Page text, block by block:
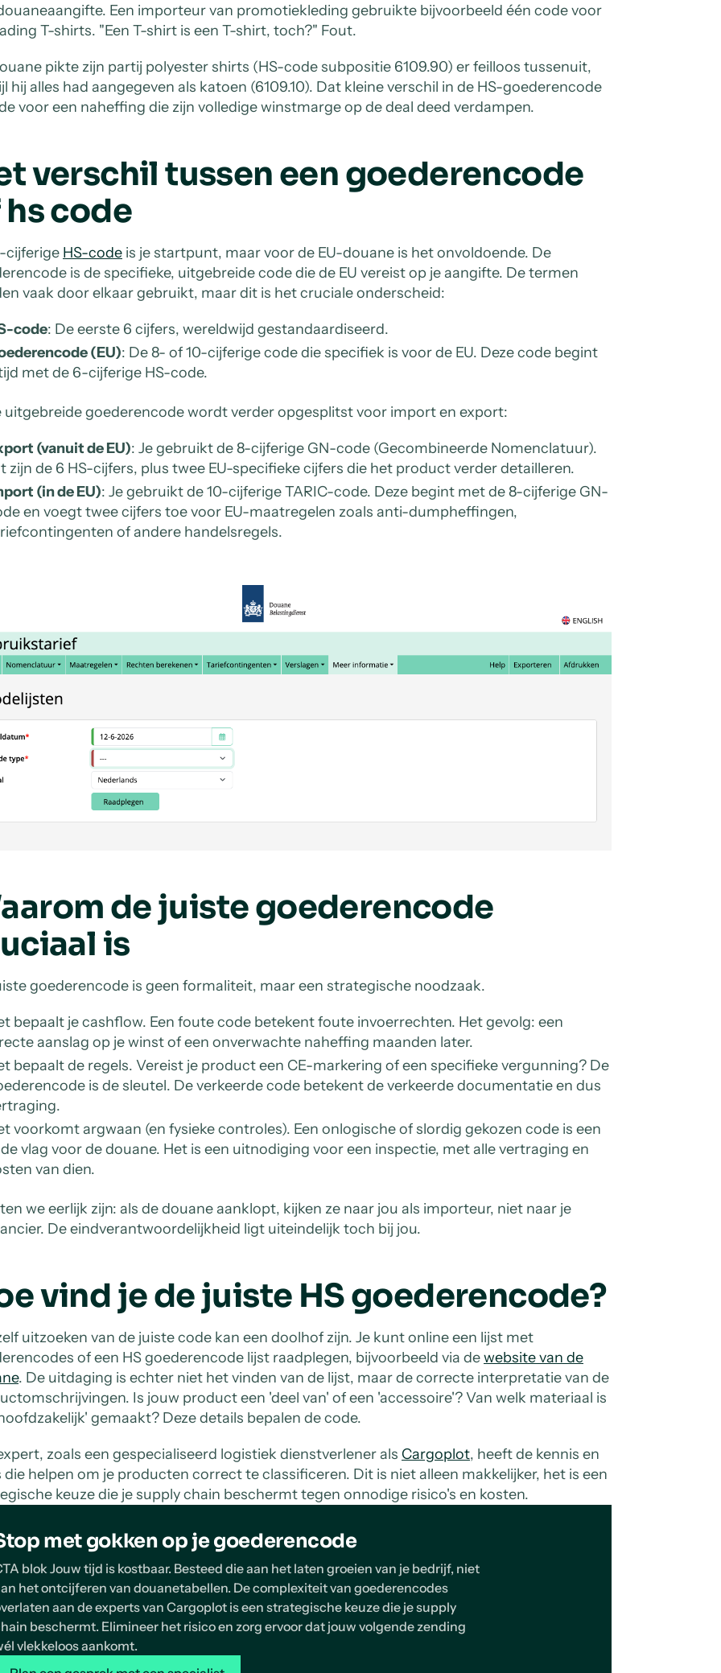
Een importeur van promotiekleding gebruikte bijvoorbeeld één code voor
T-shirts. "Een T-shirt is een T-shirt, toch?" Fout.
pikte zijn partij polyester shirts (HS-code subpositie 6109.90) er feilloos tussenuit,
hij alles had aangegeven als katoen (6109.10). Dat kleine verschil in de HS-goederencode
voor een naheffing die zijn volledige winstmarge op de deal deed verdampen.
verschil tussen een goederencode
code
cijferige HS-code is je startpunt, maar voor de EU-douane is het onvoldoende. De
is de specifieke, uitgebreide code die de EU vereist op je aangifte. De termen
vaak door elkaar gebruikt, maar dit is het cruciale onderscheid:
code: De eerste 6 cijfers, wereldwijd gestandaardiseerd.
(EU): De 8- of 10-cijferige code die specifiek is voor de EU. Deze code begint
met de 6-cijferige HS-code.
uitgebreide goederencode wordt verder opgesplitst voor import en export:
(vanuit de EU): Je gebruikt de 8-cijferige GN-code (Gecombineerde Nomenclatuur).
zijn de 6 HS-cijfers, plus twee EU-specifieke cijfers die het product verder detailleren.
(in de EU): Je gebruikt de 10-cijferige TARIC-code. Deze begint met de 8-cijferige GN-
en voegt twee cijfers toe voor EU-maatregelen zoals anti-dumpheffingen,
of andere handelsregels.
de juiste goederencode
is
goederencode is geen formaliteit, maar een strategische noodzaak.
bepaalt je cashflow. Een foute code betekent foute invoerrechten. Het gevolg: een
aanslag op je winst of een onverwachte naheffing maanden later.
bepaalt de regels. Vereist je product een CE-markering of een specifieke vergunning? De
is de sleutel. De verkeerde code betekent de verkeerde documentatie en dus
voorkomt argwaan (en fysieke controles). Een onlogische of slordig gekozen code is een
vlag voor de douane. Het is een uitnodiging voor een inspectie, met alle vertraging en
van dien.
we eerlijk zijn: als de douane aanklopt, kijken ze naar jou als importeur, niet naar je
De eindverantwoordelijkheid ligt uiteindelijk toch bij jou.
vind je de juiste HS goederencode?
uitzoeken van de juiste code kan een doolhof zijn. Je kunt online een lijst met
of een HS goederencode lijst raadplegen, bijvoorbeeld via dewebsite van de
. De uitdaging is echter niet het vinden van de lijst, maar de correcte interpretatie van de
Is jouw product een 'deel van' of een 'accessoire'? Van welk materiaal is
gemaakt? Deze details bepalen de code.
zoals een gespecialiseerd logistiek dienstverlener als Cargoplot, heeft de kennis en
die helpen om je producten correct te classificeren. Dit is niet alleen makkelijker, het is een
keuze die je supply chain beschermt tegen onnodige risico's en kosten.
met gokken op je goederencode
blok Jouw tijd is kostbaar. Besteed die aan het laten groeien van je bedrijf, niet
het ontcijferen van douanetabellen. De complexiteit van goederencodes
aan de experts van Cargoplot is een strategische keuze die je supply
beschermt. Elimineer het risico en zorg ervoor dat jouw volgende zending
vlekkeloos aankomt.